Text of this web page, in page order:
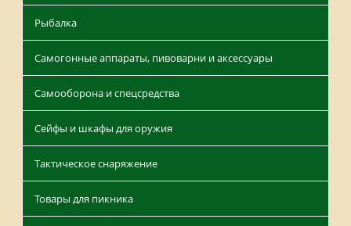
Рыбалка
Самогонные аппараты, пивоварни и аксессуары
Самооборона и спецсредства
Сейфы и шкафы для оружия
Тактическое снаряжение
Товары для пикника